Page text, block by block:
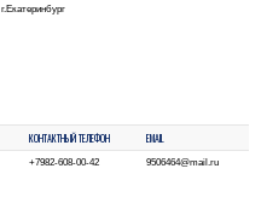
г.Екатеринбург
КОНТАКТНЫЙ ТЕЛЕФОН EMAIL
+7982-608-00-42 9506464@mail.ru